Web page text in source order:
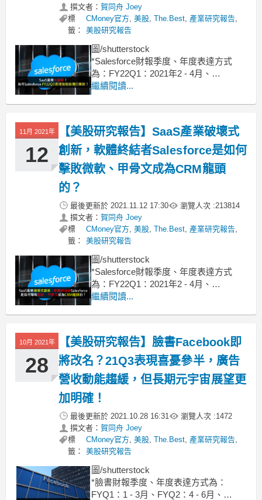
撰文者： 賀同舟 Joey
標
籤：
CMoney官方,美股,The.Best, 產業研究報告,
美股研究報告
圖/shutterstock
*Salesforce財報季度、年度表達方式
為：FY22Q1：2021年2 - 4月、
FY22Q2：2021年5 - 7月、FY22Q3：
*本篇報告為FY22Q3季度更新，完整Sal
繼續閱讀...
11月 2021年
12
【美股研究報告】SaaS產業破壞式
創新，軟體終結者Salesforce是如何
擊敗微軟、甲骨文成為CRM龍頭
的？
最後更新於 2021.11.12 17:30 瀏覽人次 :213814
撰文者： 賀同舟 Joey
標
籤：
CMoney官方,美股,The.Best, 產業研究報告,
美股研究報告
圖/shutterstock
*Salesforce財報季度、年度表達方式
為：FY22Q1：2021年2 - 4月、
FY22Q2：2021年5 - 7月、FY22Q3：
Salesforce FY22Q2表現及展望
繼續閱讀...
10月 2021年
28
【美股研究報告】臉書Facebook即
將改名？21Q3表現喜憂參半，廣告
營收動能趨緩，但長期元宇宙展望更
加明確！
最後更新於 2021.10.28 16:31 瀏覽人次 :1472
撰文者： 賀同舟 Joey
標
籤：
CMoney官方,美股,The.Best, 產業研究報告,
美股研究報告
圖/shutterstock
*臉書財報季度、年度表達方式為：
FYQ1：1 - 3月、FYQ2：4 - 6月、